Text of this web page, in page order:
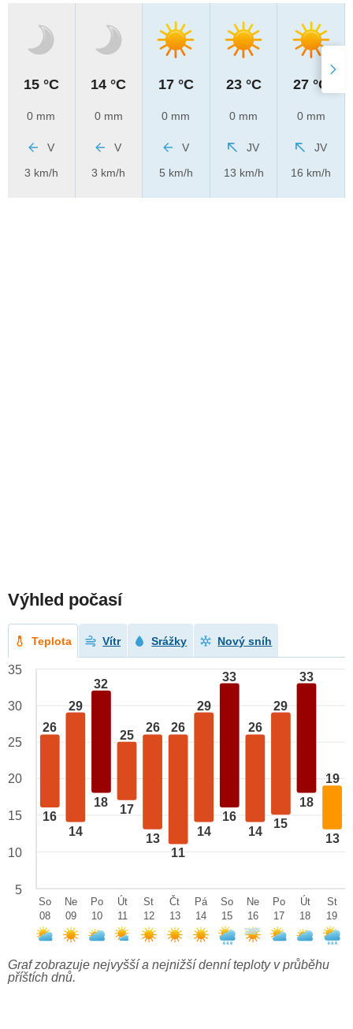
15 °C
0 mm
V
3 km/h
14 °C
0 mm
V
3 km/h
17 °C
0 mm
V
5 km/h
23 °C
0 mm
JV
13 km/h
27 °C
0 mm
JV
16 km/h
Výhled počasí
Teplota Vítr Srážky Nový sníh
26
16
29
14
32
18
25
17
26
13
26
11
29
14
33
16
26
14
29
15
33
18
19
13
35
30
25
20
15
10
5
So
08
Ne
09
Po
10
Út
11
St
12
Čt
13
Pá
14
So
15
Ne
16
Po
17
Út
18
St
19
Graf zobrazuje nejvyšší a nejnižší denní teploty v průběhu
příštích dnů.